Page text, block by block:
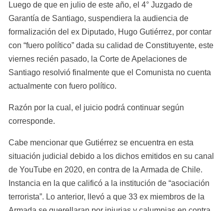
Luego de que en julio de este año, el 4° Juzgado de
Garantía de Santiago, suspendiera la audiencia de
formalización del ex Diputado, Hugo Gutiérrez, por contar
con “fuero político” dada su calidad de Constituyente, este
viernes recién pasado, la Corte de Apelaciones de
Santiago resolvió finalmente que el Comunista no cuenta
actualmente con fuero político.
Razón por la cual, el juicio podrá continuar según
corresponde.
Cabe mencionar que Gutiérrez se encuentra en esta
situación judicial debido a los dichos emitidos en su canal
de YouTube en 2020, en contra de la Armada de Chile.
Instancia en la que calificó a la institución de “asociación
terrorista”. Lo anterior, llevó a que 33 ex miembros de la